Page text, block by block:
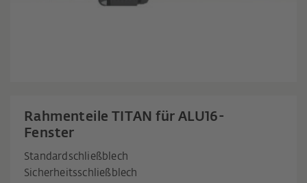
Rahmenteile TITAN für ALU16-
Fenster
Standardschließblech
Sicherheitsschließblech